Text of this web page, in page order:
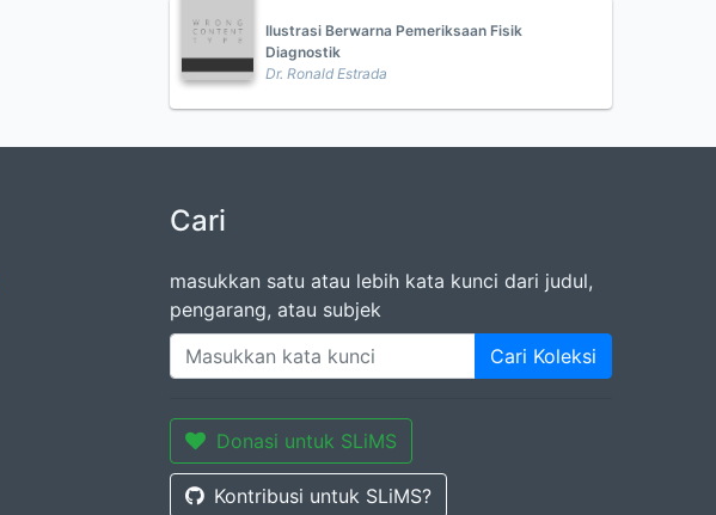
Ilustrasi Berwarna Pemeriksaan Fisik
Diagnostik
Dr. Ronald Estrada
Cari
masukkan satu atau lebih kata kunci dari judul,
pengarang, atau subjek
Cari Koleksi
Donasi untuk SLiMS
Kontribusi untuk SLiMS?